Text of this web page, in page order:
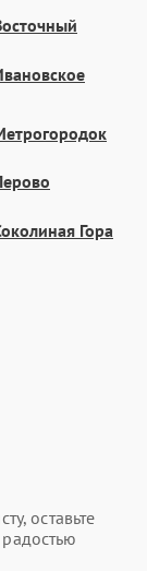
Гора
оставьте